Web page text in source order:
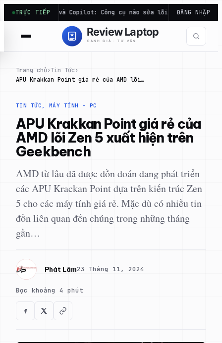
Chuyển
đến
phần
TRỰC TIẾP
Code và Copilot: Công cụ nào sửa lỗi code hiệu quả…ĐĂNG NHẬP
Trang chủ›Tin Tức›
APU Krakkan Point giá rẻ của AMD lõi…
TIN TỨC , MÁY TÍNH – PC
APU Krakkan Point giá rẻ của
AMD lõi Zen 5 xuất hiện trên
Geekbench
AMD từ lâu đã được đồn đoán đang phát triển
các APU Krackan Point dựa trên kiến trúc Zen
5 cho các máy tính giá rẻ. Mặc dù có nhiều tin
đồn liên quan đến chúng trong những tháng
gần…
Phát Lâm23 Tháng 11, 2024
Đọc khoảng 4 phút